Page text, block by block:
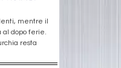
mentre il
al dopo ferie.
resta